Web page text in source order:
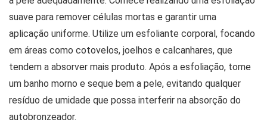
suave para remover células mortas e garantir uma
aplicação uniforme. Utilize um esfoliante corporal, focando
em áreas como cotovelos, joelhos e calcanhares, que
tendem a absorver mais produto. Após a esfoliação, tome
um banho morno e seque bem a pele, evitando qualquer
resíduo de umidade que possa interferir na absorção do
autobronzeador.